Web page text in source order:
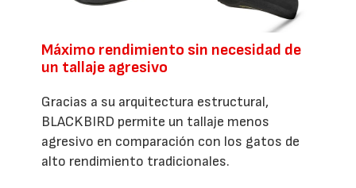
Máximo rendimiento sin necesidad de
un tallaje agresivo
Gracias a su arquitectura estructural,
BLACKBIRD permite un tallaje menos
agresivo en comparación con los gatos de
alto rendimiento tradicionales.